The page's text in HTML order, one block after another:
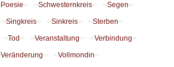
Poesie Schwesternkreis
Segen
Singkreis Sinkreis
Sterben
Tod Veranstaltung
Verbindung
Veränderung
Vollmondin